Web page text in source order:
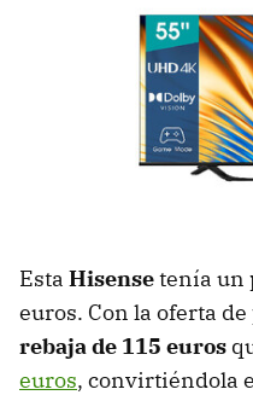
Esta Hisensetenía un
euros. Con la oferta
rebaja de 115 euros
euros, convirtiéndola